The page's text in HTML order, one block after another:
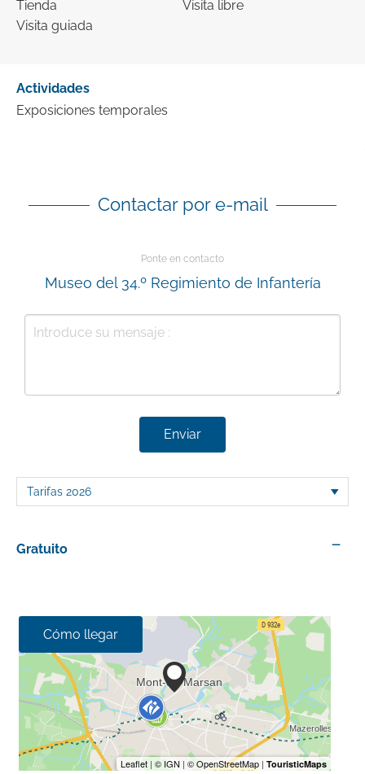
Tienda
Visita guiada
Visita libre
Actividades
Exposiciones temporales
Contactar por e-mail
Ponte en contacto
Museo del 34.º Regimiento de Infantería
Enviar
Gratuito —
Cómo llegar